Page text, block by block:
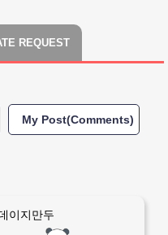
REQUEST
My Post(Comments)
이지만두